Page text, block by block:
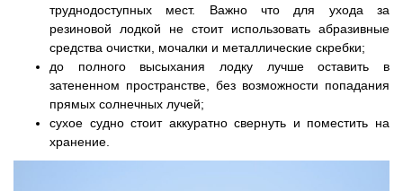
труднодоступных мест. Важно что для ухода за
резиновой лодкой не стоит использовать абразивные
средства очистки, мочалки и металлические скребки;
до полного высыхания лодку лучше оставить в
затененном пространстве, без возможности попадания
прямых солнечных лучей;
сухое судно стоит аккуратно свернуть и поместить на
хранение.